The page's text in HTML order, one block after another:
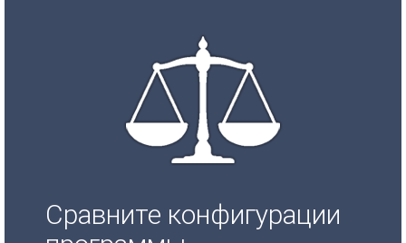
Сравните конфигурации